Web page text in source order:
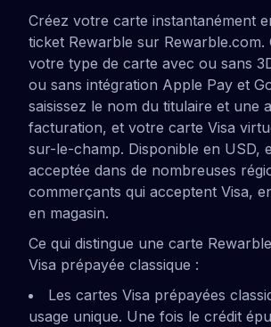
Créez votre carte instantanément
ticket Rewarble sur Rewarble.com.
votre type de carte avec ou sans
ou sans intégration Apple Pay et
saisissez le nom du titulaire et une
facturation, et votre carte Visa
sur-le-champ. Disponible en USD,
acceptée dans de nombreuses
commerçants qui acceptent Visa,
en magasin.
Ce qui distingue une carte
Visa prépayée classique :
Les cartes Visa prépayées
usage unique. Une fois le crédit